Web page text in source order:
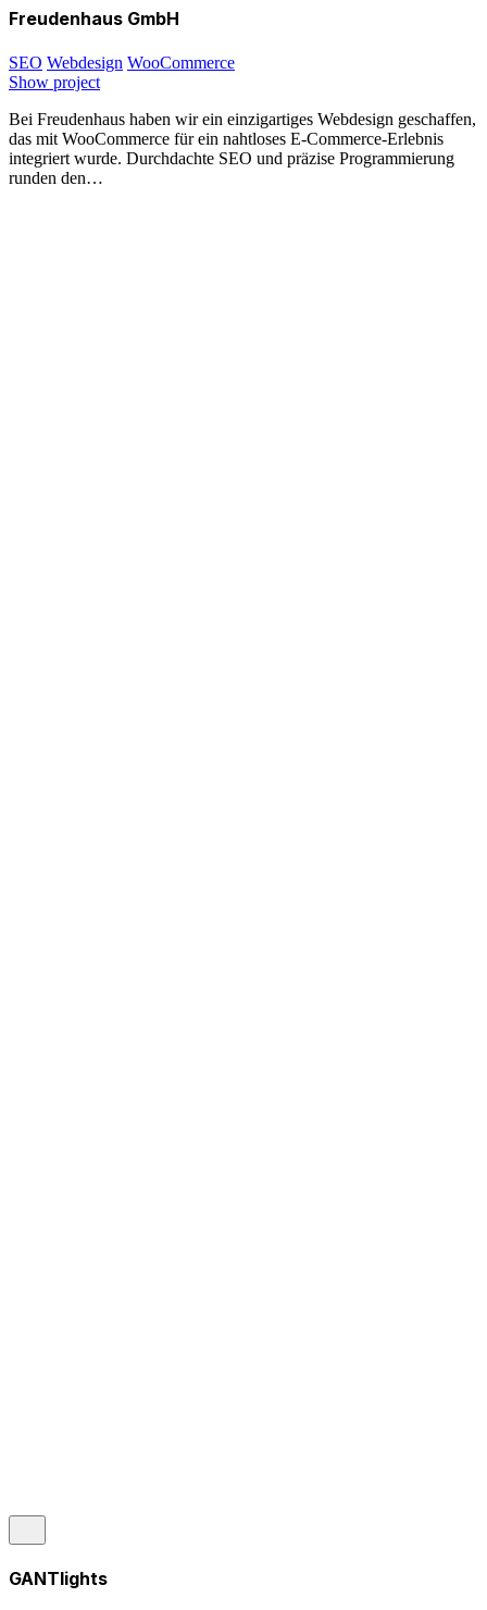
Freudenhaus GmbH
SEO Webdesign WooCommerce
Show project
Bei Freudenhaus haben wir ein einzigartiges Webdesign geschaffen,
das mit WooCommerce für ein nahtloses E-Commerce-Erlebnis
integriert wurde. Durchdachte SEO und präzise Programmierung
runden den…
GANTlights